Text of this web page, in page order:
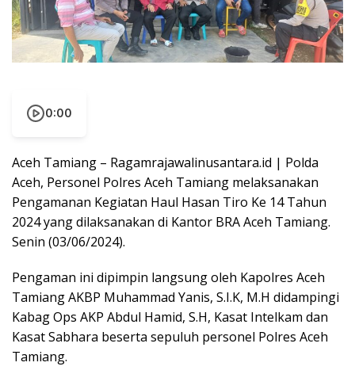
0:00
Aceh Tamiang – Ragamrajawalinusantara.id | Polda
Aceh, Personel Polres Aceh Tamiang melaksanakan
Pengamanan Kegiatan Haul Hasan Tiro Ke 14 Tahun
2024 yang dilaksanakan di Kantor BRA Aceh Tamiang.
Senin (03/06/2024).
Pengaman ini dipimpin langsung oleh Kapolres Aceh
Tamiang AKBP Muhammad Yanis, S.I.K, M.H didampingi
Kabag Ops AKP Abdul Hamid, S.H, Kasat Intelkam dan
Kasat Sabhara beserta sepuluh personel Polres Aceh
Tamiang.